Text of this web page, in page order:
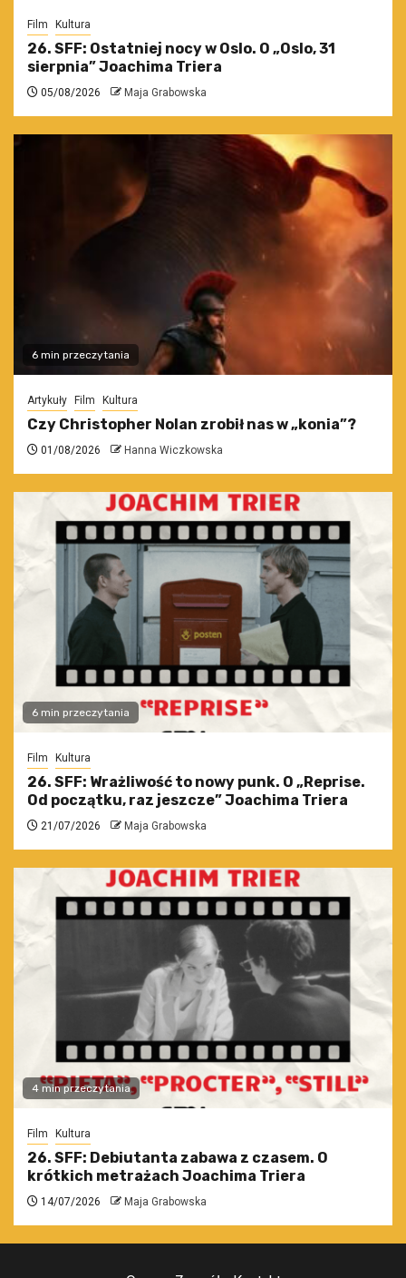
Film Kultura
26. SFF: Ostatniej nocy w Oslo. O „Oslo, 31
sierpnia” Joachima Triera
05/08/2026 Maja Grabowska
6 min przeczytania
Artykuły Film Kultura
Czy Christopher Nolan zrobił nas w „konia”?
01/08/2026 Hanna Wiczkowska
6 min przeczytania
Film Kultura
26. SFF: Wrażliwość to nowy punk. O „Reprise.
Od początku, raz jeszcze” Joachima Triera
21/07/2026 Maja Grabowska
4 min przeczytania
Film Kultura
26. SFF: Debiutanta zabawa z czasem. O
krótkich metrażach Joachima Triera
14/07/2026 Maja Grabowska